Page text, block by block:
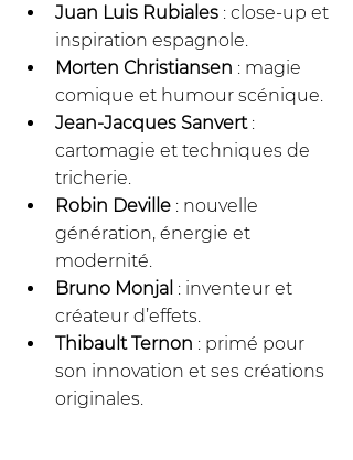
Juan Luis Rubiales : close-up et
inspiration espagnole.
Morten Christiansen : magie
comique et humour scénique.
Jean-Jacques Sanvert :
cartomagie et techniques de
tricherie.
Robin Deville : nouvelle
génération, énergie et
modernité.
Bruno Monjal : inventeur et
créateur d’effets.
Thibault Ternon : primé pour
son innovation et ses créations
originales.